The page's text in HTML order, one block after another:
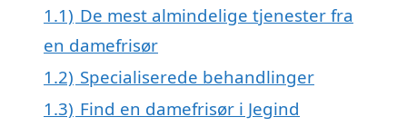
1.1) De mest almindelige tjenester fra
en damefrisør
1.2) Specialiserede behandlinger
1.3) Find en damefrisør i Jegind